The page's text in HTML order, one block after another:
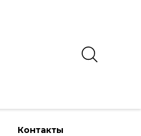
Контакты